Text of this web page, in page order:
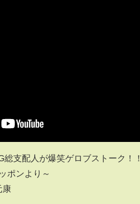
総支配人が爆笑ゲロブストーク！！
ポンより～
康